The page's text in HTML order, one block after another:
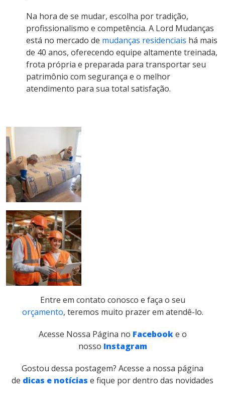
Na hora de se mudar, escolha por tradição,
profissionalismo e competência. A Lord Mudanças
está no mercado de mudanças residenciais há mais
de 40 anos, oferecendo equipe altamente treinada,
frota própria e preparada para transportar seu
patrimônio com segurança e o melhor
atendimento para sua total satisfação.
Entre em contato conosco e faça o seu
orçamento, teremos muito prazer em atendê-lo.
Acesse Nossa Página no Facebooke o
nosso Instagram
Gostou dessa postagem? Acesse a nossa página
de dicas e notícias e fique por dentro das novidades